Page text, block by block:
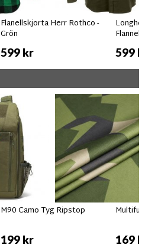
Flanellskjorta Herr Rothco -
Grön
599 kr
Flannel
599
M90 Camo Tyg Ripstop
199 kr 169